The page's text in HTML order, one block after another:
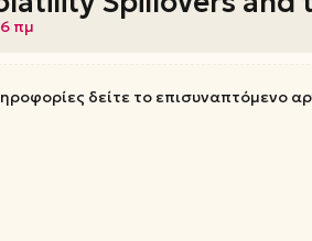
πμ
δείτε το επισυναπτόμενο